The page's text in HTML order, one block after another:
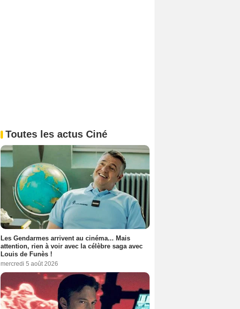
Toutes les actus Ciné
Les Gendarmes arrivent au cinéma... Mais
attention, rien à voir avec la célèbre saga avec
Louis de Funès !
mercredi 5 août 2026